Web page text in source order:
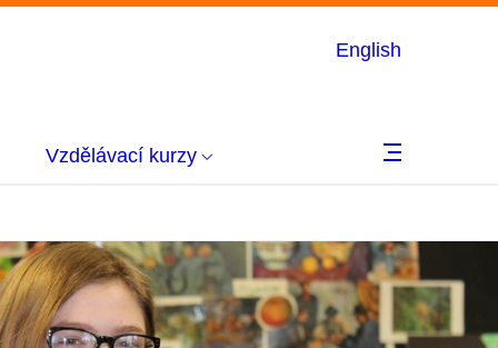
English
Vzdělávací kurzy